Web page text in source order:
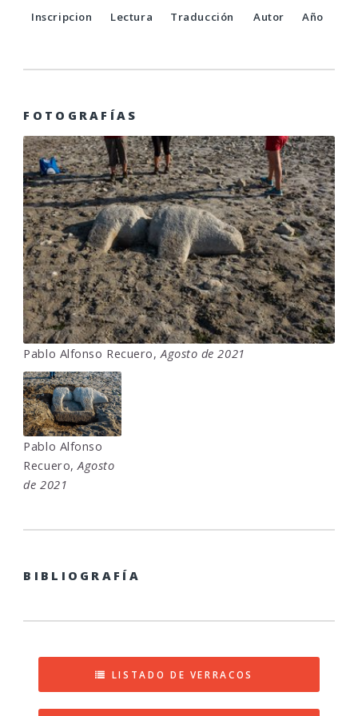
Inscripcion Lectura Traducción Autor Año
FOTOGRAFÍAS
Pablo Alfonso Recuero, Agosto de 2021
Pablo Alfonso
Recuero,Agosto
de 2021
BIBLIOGRAFÍA
LISTADO DE VERRACOS